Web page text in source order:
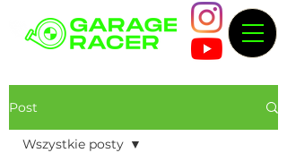
Post
Wszystkie posty